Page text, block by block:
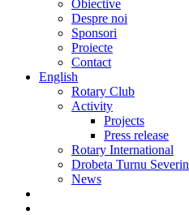
Obiective
Despre noi
Sponsori
Proiecte
Contact
English
Rotary Club
Activity
Projects
Press release
Rotary International
Drobeta Turnu Severin
News